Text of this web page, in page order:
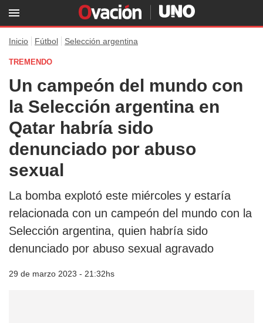
Inicio Fútbol Selección argentina
TREMENDO
Un campeón del mundo con
la Selección argentina en
Qatar habría sido
denunciado por abuso
sexual
La bomba explotó este miércoles y estaría
relacionada con un campeón del mundo con la
Selección argentina, quien habría sido
denunciado por abuso sexual agravado
29 de marzo 2023 - 21:32hs